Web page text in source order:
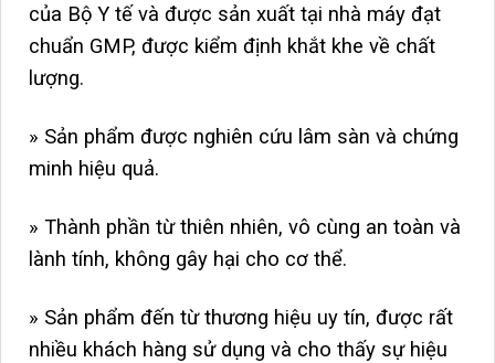
của Bộ Y tế và được sản xuất tại nhà máy đạt
chuẩn GMP, được kiểm định khắt khe về chất
lượng.
» Sản phẩm được nghiên cứu lâm sàn và chứng
minh hiệu quả.
» Thành phần từ thiên nhiên, vô cùng an toàn và
lành tính, không gây hại cho cơ thể.
» Sản phẩm đến từ thương hiệu uy tín, được rất
nhiều khách hàng sử dụng và cho thấy sự hiệu